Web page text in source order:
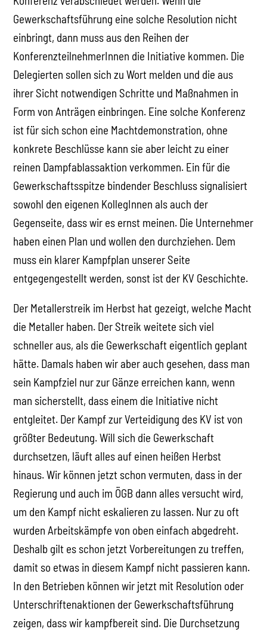
Gewerkschaftsführung eine solche Resolution nicht
einbringt, dann muss aus den Reihen der
KonferenzteilnehmerInnen die Initiative kommen. Die
Delegierten sollen sich zu Wort melden und die aus
ihrer Sicht notwendigen Schritte und Maßnahmen in
Form von Anträgen einbringen. Eine solche Konferenz
ist für sich schon eine Machtdemonstration, ohne
konkrete Beschlüsse kann sie aber leicht zu einer
reinen Dampfablassaktion verkommen. Ein für die
Gewerkschaftsspitze bindender Beschluss signalisiert
sowohl den eigenen KollegInnen als auch der
Gegenseite, dass wir es ernst meinen. Die Unternehmer
haben einen Plan und wollen den durchziehen. Dem
muss ein klarer Kampfplan unserer Seite
entgegengestellt werden, sonst ist der KV Geschichte.
Der Metallerstreik im Herbst hat gezeigt, welche Macht
die Metaller haben. Der Streik weitete sich viel
schneller aus, als die Gewerkschaft eigentlich geplant
hätte. Damals haben wir aber auch gesehen, dass man
sein Kampfziel nur zur Gänze erreichen kann, wenn
man sicherstellt, dass einem die Initiative nicht
entgleitet. Der Kampf zur Verteidigung des KV ist von
größter Bedeutung. Will sich die Gewerkschaft
durchsetzen, läuft alles auf einen heißen Herbst
hinaus. Wir können jetzt schon vermuten, dass in der
Regierung und auch im ÖGB dann alles versucht wird,
um den Kampf nicht eskalieren zu lassen. Nur zu oft
wurden Arbeitskämpfe von oben einfach abgedreht.
Deshalb gilt es schon jetzt Vorbereitungen zu treffen,
damit so etwas in diesem Kampf nicht passieren kann.
In den Betrieben können wir jetzt mit Resolution oder
Unterschriftenaktionen der Gewerkschaftsführung
zeigen, dass wir kampfbereit sind. Die Durchsetzung